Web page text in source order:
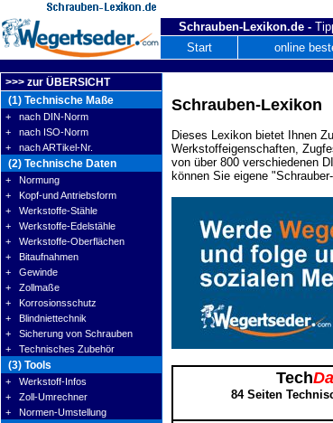
Schrauben-Lexikon.de -
Start
online
>>> zur ÜBERSICHT
(1) Technische Maße
+ nach DIN-Norm
+ nach ISO-Norm
+ nach ARTikel-Nr.
(2) Technische Daten
+ Normung
+ Kopf-und Antriebsform
+ Werkstoffe-Stähle
+ Werkstoffe-Edelstähle
+ Werkstoffe-Oberflächen
+ Bitaufnahmen
+ Gewinde
+ Zollmaße
+ Korrosionsschutz
+ Blindniettechnik
+ Sicherung von Schrauben
+ Technisches Zubehör
(3) Tools
+ Werkstoff-Infos
+ Zoll-Umrechner
+ Normen-Umstellung
Schrauben-Lexikon
Dieses Lexikon bietet Ihnen
Werkstoffeigenschaften,
von über 800 verschiedenen
können Sie eigene
Tech
84 Seiten